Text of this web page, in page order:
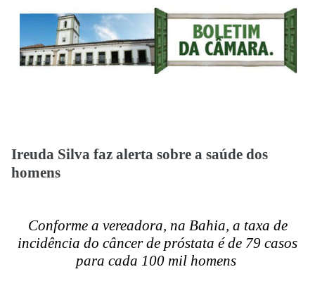
Ireuda Silva faz alerta sobre a saúde dos
homens
Conforme a vereadora, na Bahia, a taxa de
incidência do câncer de próstata é de 79 casos
para cada 100 mil homens